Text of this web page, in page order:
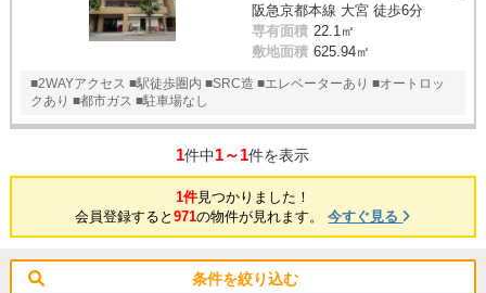
阪急京都本線 大宮 徒歩6分
専有面積 22.1㎡
敷地面積 625.94㎡
■2WAYアクセス ■駅徒歩圏内 ■SRC造 ■エレベーターあり ■オートロッ
クあり ■都市ガス ■駐車場なし
1件中1～1件を表示
1件見つかりました！
会員登録すると971の物件が見れます。今すぐ見る
条件を絞り込む